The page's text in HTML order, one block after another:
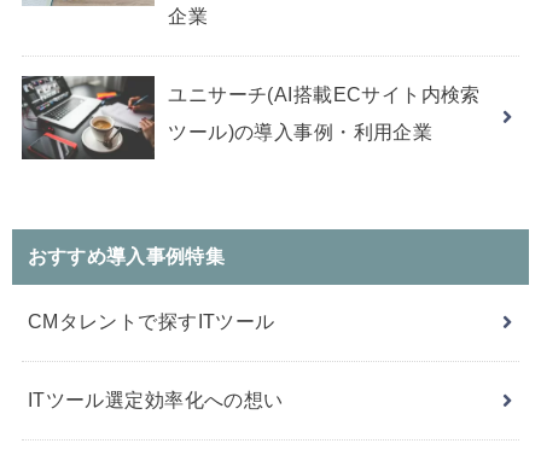
企業
ユニサーチ(AI搭載ECサイト内検索
ツール)の導入事例・利用企業
おすすめ導入事例特集
CMタレントで探すITツール
ITツール選定効率化への想い